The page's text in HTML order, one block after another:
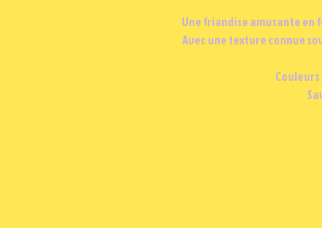
Une friandise amusante en
Avec une texture connue